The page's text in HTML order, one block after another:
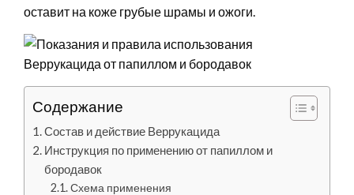
оставит на коже грубые шрамы и ожоги.
Содержание
Состав и действие Веррукацида
Инструкция по применению от папиллом и
бородавок
Схема применения